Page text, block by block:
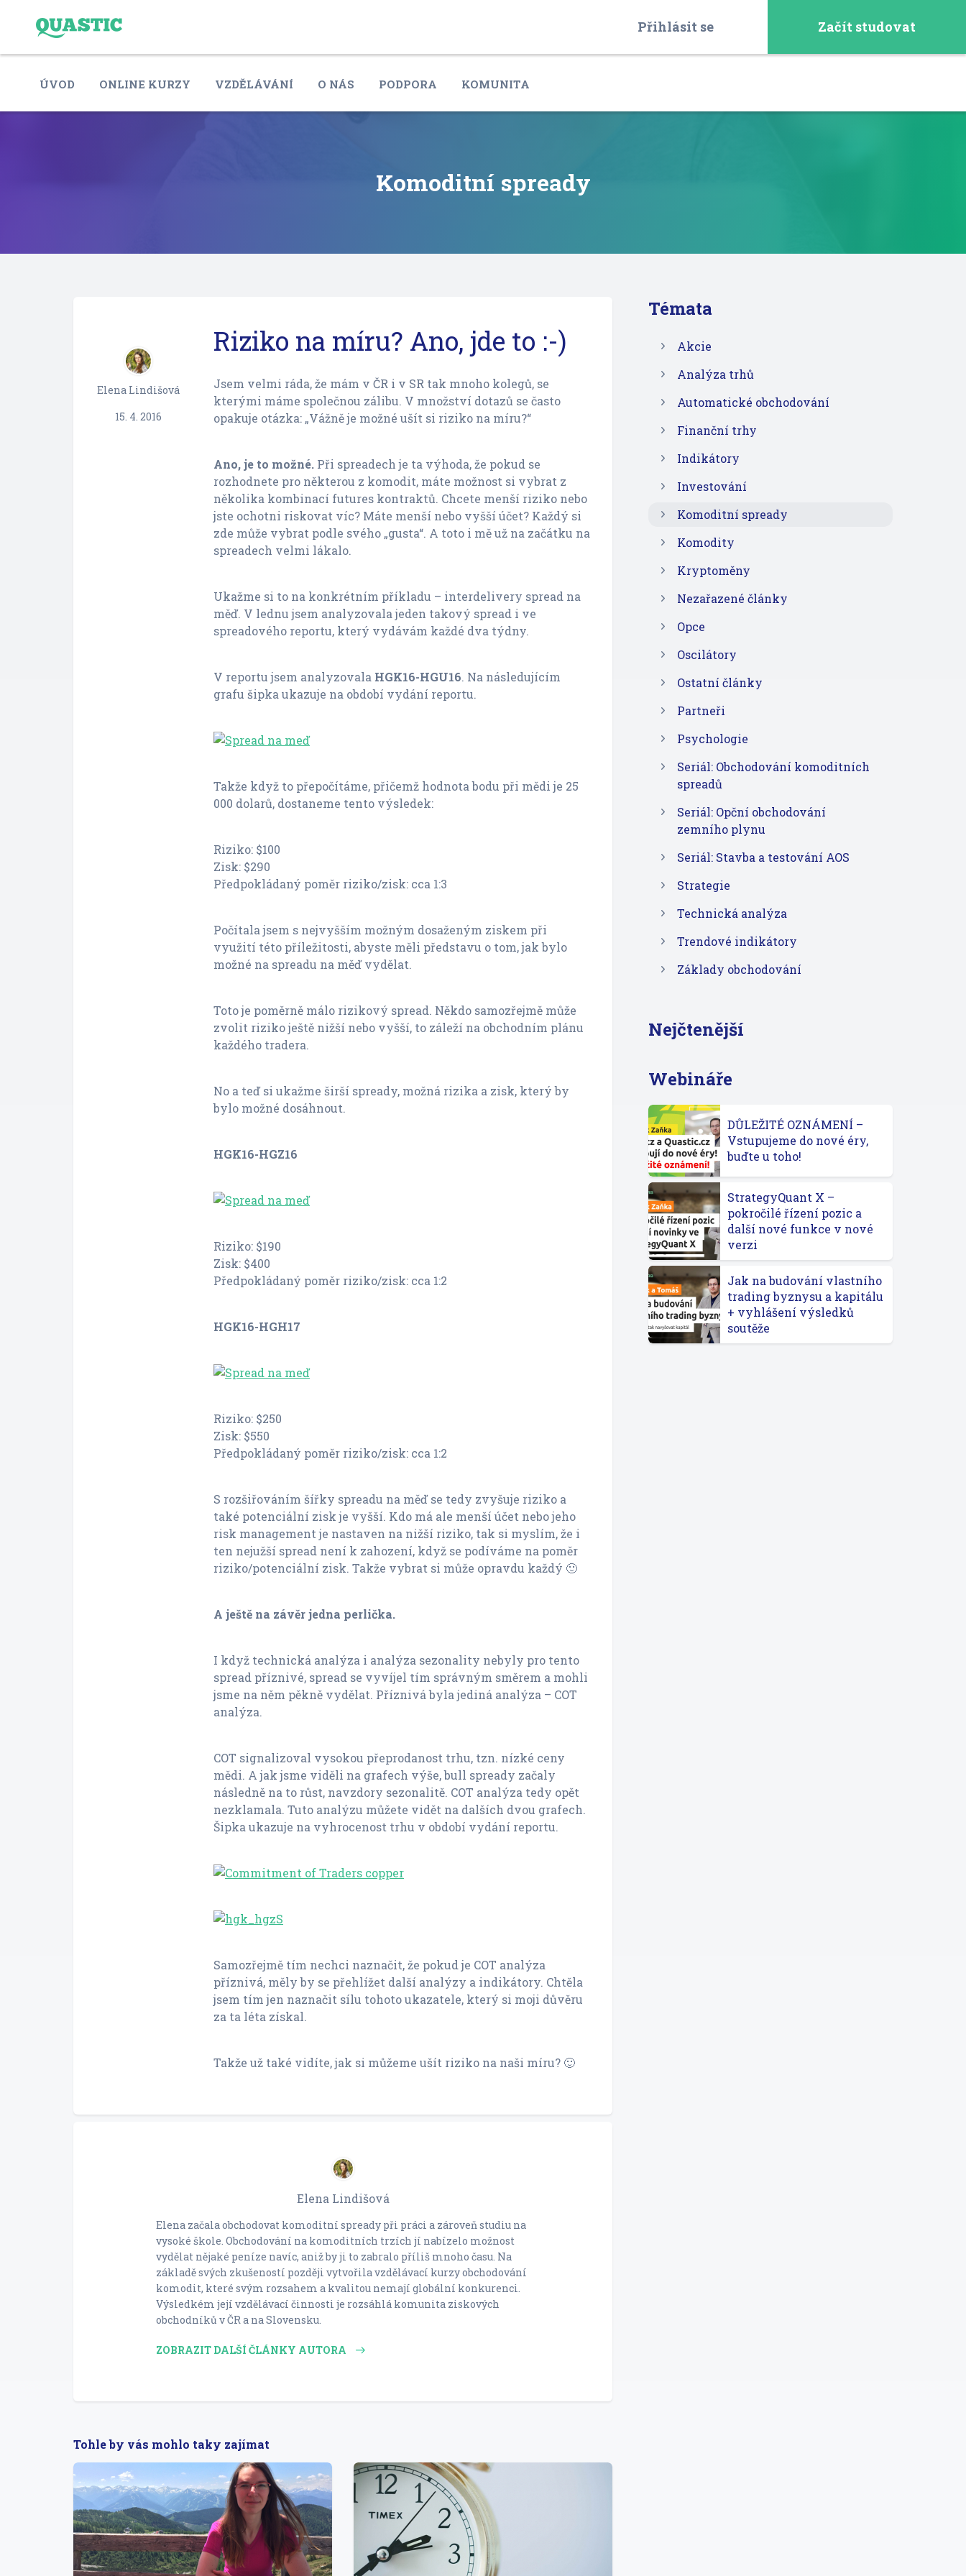
Přihlásit se Začít studovat
ÚVOD ONLINE KURZY VZDĚLÁVÁNÍ O NÁS PODPORA KOMUNITA
Komoditní spready
Riziko na míru? Ano, jde to :-)
Jsem velmi ráda, že mám v ČR i v SR tak mnoho kolegů, se
kterými máme společnou zálibu. V množství dotazů se často
opakuje otázka: „Vážně je možné ušít si riziko na míru?“
Ano, je to možné. Při spreadech je ta výhoda, že pokud se
rozhodnete pro některou z komodit, máte možnost si vybrat z
několika kombinací futures kontraktů. Chcete menší riziko nebo
jste ochotni riskovat víc? Máte menší nebo vyšší účet? Každý si
zde může vybrat podle svého „gusta“. A toto i mě už na začátku na
spreadech velmi lákalo.
Ukažme si to na konkrétním příkladu – interdelivery spread na
měď. V lednu jsem analyzovala jeden takový spread i ve
spreadového reportu, který vydávám každé dva týdny.
V reportu jsem analyzovala HGK16-HGU16. Na následujícím
grafu šipka ukazuje na období vydání reportu.
Takže když to přepočítáme, přičemž hodnota bodu při mědi je 25
000 dolarů, dostaneme tento výsledek:
Riziko: $100
Zisk: $290
Předpokládaný poměr riziko/zisk: cca 1:3
Počítala jsem s nejvyšším možným dosaženým ziskem při
využití této příležitosti, abyste měli představu o tom, jak bylo
možné na spreadu na měď vydělat.
Toto je poměrně málo rizikový spread. Někdo samozřejmě může
zvolit riziko ještě nižší nebo vyšší, to záleží na obchodním plánu
každého tradera.
No a teď si ukažme širší spready, možná rizika a zisk, který by
bylo možné dosáhnout.
HGK16-HGZ16
Riziko: $190
Zisk: $400
Předpokládaný poměr riziko/zisk: cca 1:2
HGK16-HGH17
Riziko: $250
Zisk: $550
Předpokládaný poměr riziko/zisk: cca 1:2
S rozšiřováním šířky spreadu na měď se tedy zvyšuje riziko a
také potenciální zisk je vyšší. Kdo má ale menší účet nebo jeho
risk management je nastaven na nižší riziko, tak si myslím, že i
ten nejužší spread není k zahození, když se podíváme na poměr
riziko/potenciální zisk. Takže vybrat si může opravdu každý 🙂
A ještě na závěr jedna perlička.
I když technická analýza i analýza sezonality nebyly pro tento
spread příznivé, spread se vyvíjel tím správným směrem a mohli
jsme na něm pěkně vydělat. Příznivá byla jediná analýza – COT
analýza.
COT signalizoval vysokou přeprodanost trhu, tzn. nízké ceny
mědi. A jak jsme viděli na grafech výše, bull spready začaly
následně na to růst, navzdory sezonalitě. COT analýza tedy opět
nezklamala. Tuto analýzu můžete vidět na dalších dvou grafech.
Šipka ukazuje na vyhrocenost trhu v období vydání reportu.
Samozřejmě tím nechci naznačit, že pokud je COT analýza
příznivá, měly by se přehlížet další analýzy a indikátory. Chtěla
jsem tím jen naznačit sílu tohoto ukazatele, který si moji důvěru
za ta léta získal.
Takže už také vidíte, jak si můžeme ušít riziko na naši míru? 🙂
Elena Lindišová
15. 4. 2016
Elena Lindišová
Elena začala obchodovat komoditní spready při práci a zároveň studiu na
vysoké škole. Obchodování na komoditních trzích jí nabízelo možnost
vydělat nějaké peníze navíc, aniž by ji to zabralo příliš mnoho času. Na
základě svých zkušeností později vytvořila vzdělávací kurzy obchodování
komodit, které svým rozsahem a kvalitou nemají globální konkurenci.
Výsledkém její vzdělávací činnosti je rozsáhlá komunita ziskových
obchodníků v ČR a na Slovensku.
ZOBRAZIT DALŠÍ ČLÁNKY AUTORA
Tohle by vás mohlo taky zajímat
Témata
Akcie
Analýza trhů
Automatické obchodování
Finanční trhy
Indikátory
Investování
Komoditní spready
Komodity
Kryptoměny
Nezařazené články
Opce
Oscilátory
Ostatní články
Partneři
Psychologie
Seriál: Obchodování komoditních
spreadů
Seriál: Opční obchodování
zemního plynu
Seriál: Stavba a testování AOS
Strategie
Technická analýza
Trendové indikátory
Základy obchodování
Nejčtenější
Webináře
DŮLEŽITÉ OZNÁMENÍ –
Vstupujeme do nové éry,
buďte u toho!
StrategyQuant X –
pokročilé řízení pozic a
další nové funkce v nové
verzi
Jak na budování vlastního
trading byznysu a kapitálu
+ vyhlášení výsledků
soutěže